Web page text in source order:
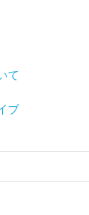
て
ブ